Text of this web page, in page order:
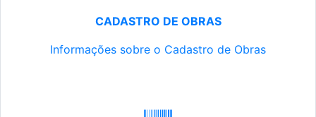
CADASTRO DE OBRAS
Informações sobre o Cadastro de Obras